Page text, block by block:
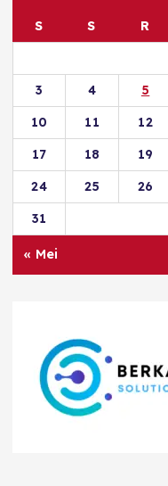
S S R
3
4 5
10
11 12
17
18 19
24
25 26
31
« Mei